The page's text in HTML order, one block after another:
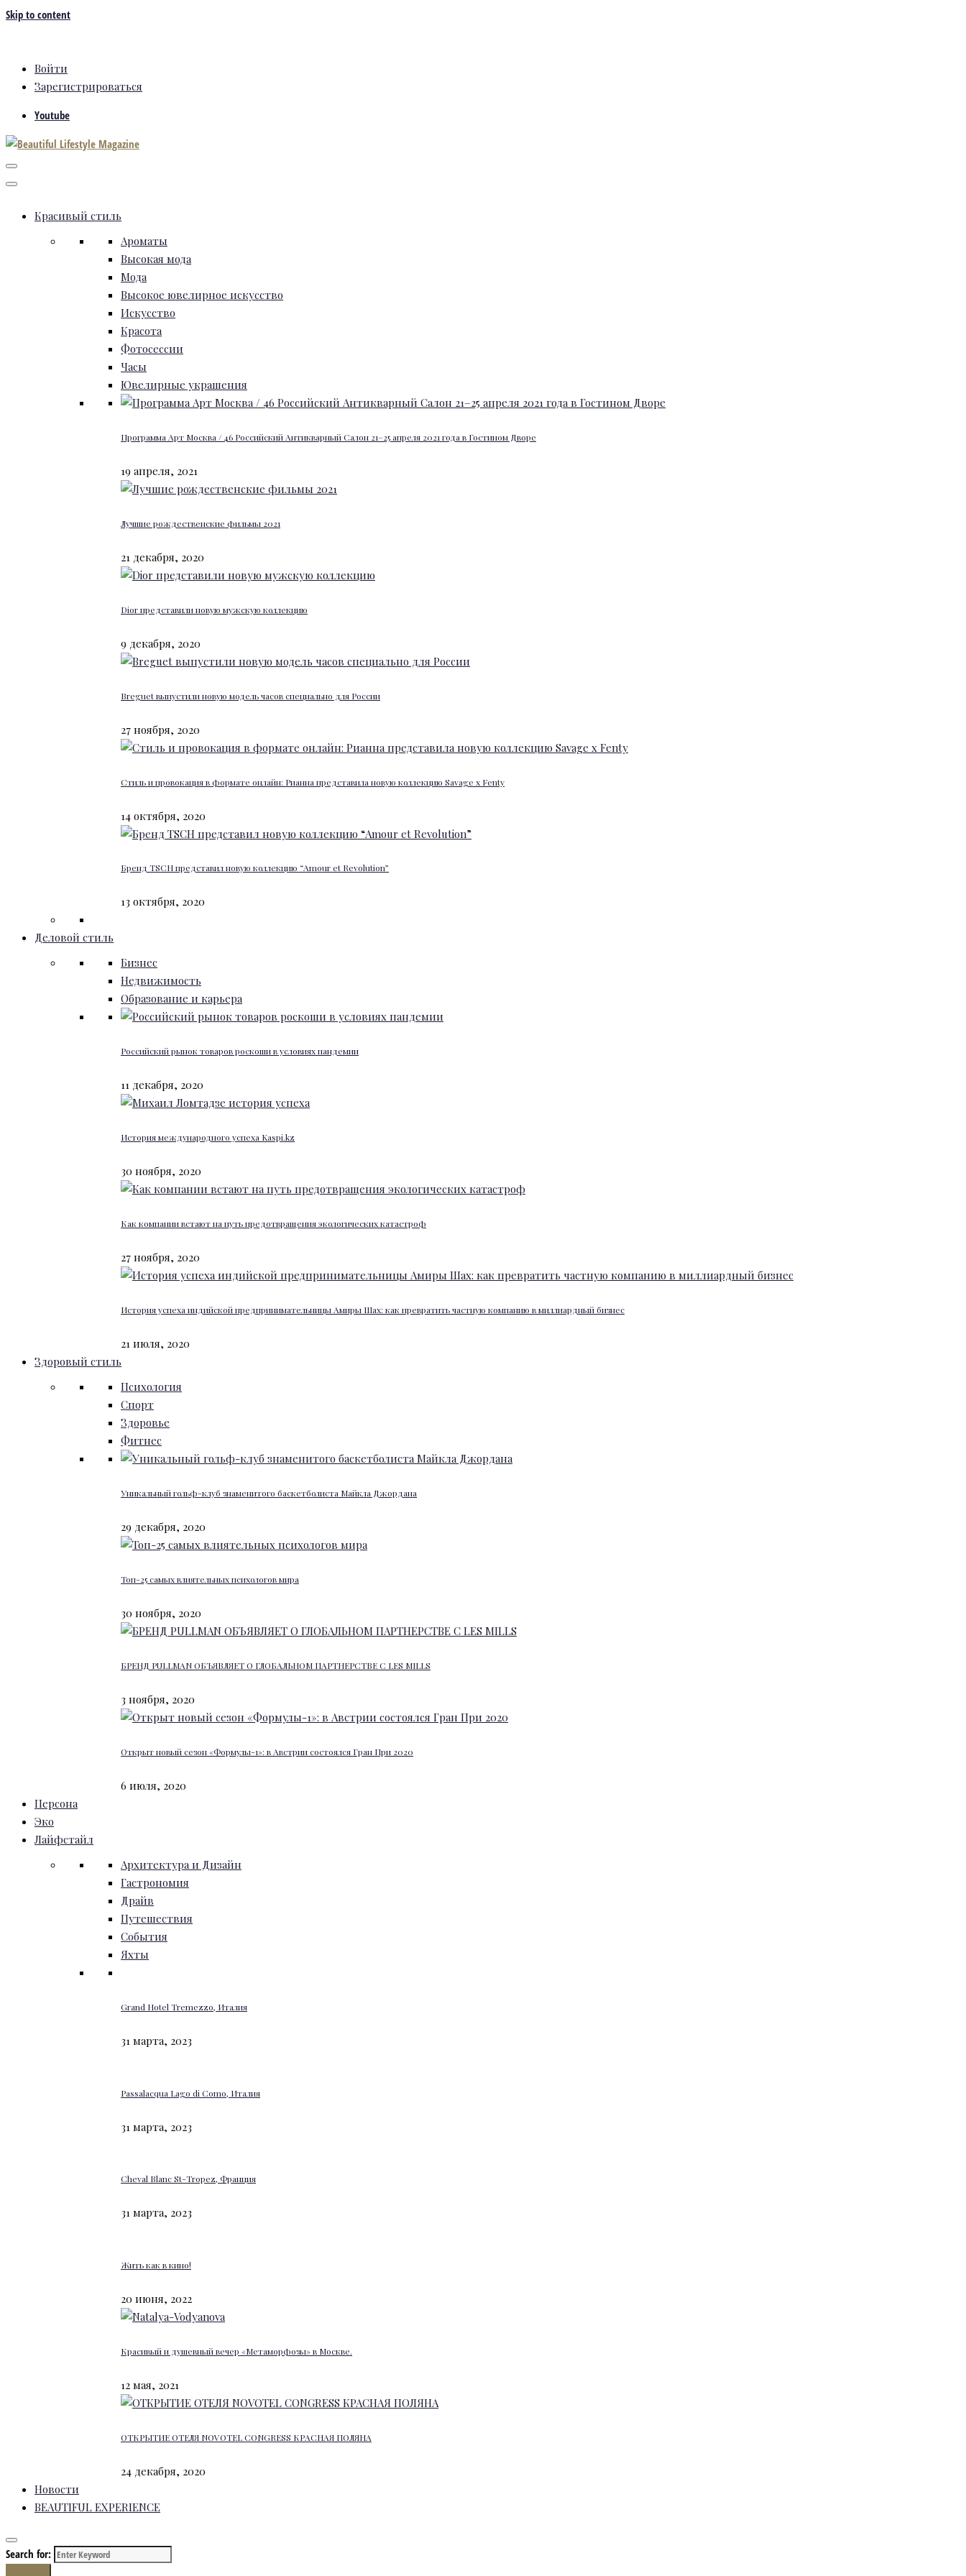
Skip to content
Войти
Зарегистрироваться
Youtube
Красивый стиль
Ароматы
Высокая мода
Мода
Высокое ювелирное искусство
Искусство
Красота
Фотосессии
Часы
Ювелирные украшения
Программа Арт Москва / 46 Российский Антикварный Салон 21–25 апреля 2021 года в Гостином Дворе
19 апреля, 2021
Лучшие рождественские фильмы 2021
21 декабря, 2020
Dior представили новую мужскую коллекцию
9 декабря, 2020
Breguet выпустили новую модель часов специально для России
27 ноября, 2020
Стиль и провокация в формате онлайн: Рианна представила новую коллекцию Savage x Fenty
14 октября, 2020
Бренд TSCH представил новую коллекцию “Amour et Revolution”
13 октября, 2020
Деловой стиль
Бизнес
Недвижимость
Образование и карьера
Российский рынок товаров роскоши в условиях пандемии
11 декабря, 2020
История международного успеха Kaspi.kz
30 ноября, 2020
Как компании встают на путь предотвращения экологических катастроф
27 ноября, 2020
История успеха индийской предпринимательницы Амиры Шах: как превратить частную компанию в миллиардный бизнес
21 июля, 2020
Здоровый стиль
Психология
Спорт
Здоровье
Фитнес
Уникальный гольф-клуб знаменитого баскетболиста Майкла Джордана
29 декабря, 2020
Топ-25 самых влиятельных психологов мира
30 ноября, 2020
БРЕНД PULLMAN ОБЪЯВЛЯЕТ О ГЛОБАЛЬНОМ ПАРТНЕРСТВЕ С LES MILLS
3 ноября, 2020
Открыт новый сезон «Формулы-1»: в Австрии состоялся Гран При 2020
6 июля, 2020
Персона
Эко
Лайфстайл
Архитектура и Дизайн
Гастрономия
Драйв
Путешествия
События
Яхты
Grand Hotel Tremezzo, Италия
31 марта, 2023
Passalacqua Lago di Como, Италия
31 марта, 2023
Cheval Blanc St-Tropez, Франция
31 марта, 2023
Жить как в кино!
20 июня, 2022
Красивый и душевный вечер «Метаморфозы» в Москве.
12 мая, 2021
ОТКРЫТИЕ ОТЕЛЯ NOVOTEL CONGRESS КРАСНАЯ ПОЛЯНА
24 декабря, 2020
Новости
BEAUTIFUL EXPERIENCE
Search for: